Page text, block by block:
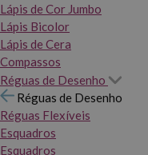
Lápis de Cor Jumbo
Lápis Bicolor
Lápis de Cera
Compassos
Réguas de Desenho
Réguas de Desenho
Réguas Flexíveis
Esquadros
Esquadros